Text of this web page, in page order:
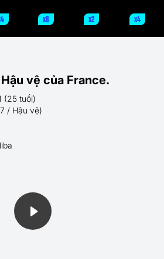
x8 x2 x4
vệ của France.
(25 tuổi)
/ Hậu vệ)